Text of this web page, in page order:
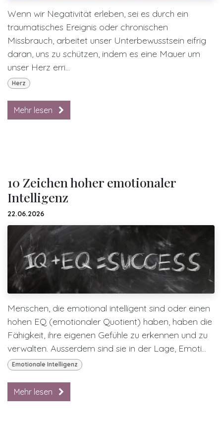
Wenn wir Negativität erleben, sei es durch ein
traumatisches Ereignis oder chronischen
Missbrauch, arbeitet unser Unterbewusstsein eifrig
daran, uns zu schützen, indem es eine Mauer um
unser Herz erri...
Herz
Mehr lesen
10 Zeichen hoher emotionaler
Intelligenz
22.06.2026
Menschen, die emotional intelligent sind oder einen
hohen EQ (emotionaler Quotient) haben, haben die
Fähigkeit, ihre eigenen Gefühle zu erkennen und zu
verwalten. Ausserdem sind sie in der Lage, Emoti...
Emotionale Intelligenz
Mehr lesen